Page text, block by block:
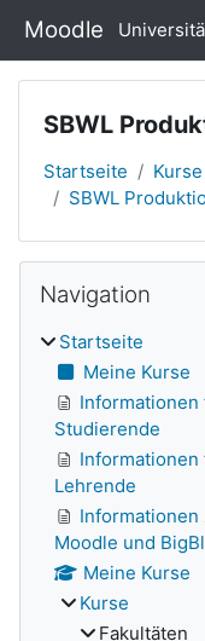
Moodle
SBWL
Startseite Kurse
SBWL
Blöcke
Navigation
Startseite
Meine Kurse
Informationen
Studierende
Informationen
Lehrende
Informationen
Moodle und
Meine Kurse
Kurse
Fakultäten